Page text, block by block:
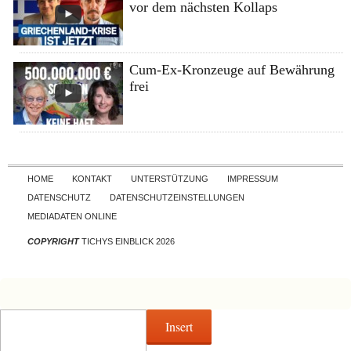
vor dem nächsten Kollaps
Cum-Ex-Kronzeuge auf Bewährung
frei
Skip to content
HOME KONTAKT UNTERSTÜTZUNG
IMPRESSUM
DATENSCHUTZ
DATENSCHUTZEINSTELLUNGEN
MEDIADATEN ONLINE
COPYRIGHTTICHYS EINBLICK 2026
Insert